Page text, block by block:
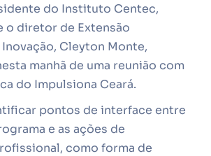
do Instituto Centec,
o diretor de Extensão
Cleyton Monte,
manhã de uma reunião com
do Impulsiona Ceará.
pontos de interface entre
e as ações de
como forma de